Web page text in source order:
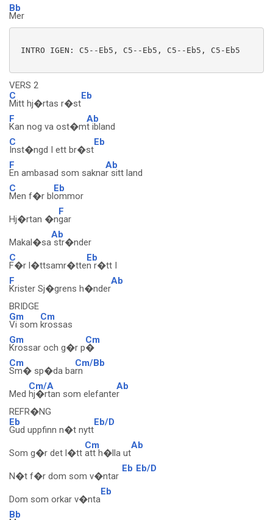
Bb
Mer
INTRO IGEN: C5--Eb5, C5--Eb5, C5--Eb5, C5-Eb5
VERS 2
C
Mitt hj�rtas r�st
Eb
F
Kan nog va ost�m
Ab
t ibland
C
Inst�ngd I ett br�st
Eb
F
En ambasad som sakna
Ab
r sitt land
C
Men f�r bl
Eb
ommor
Hj�rtan �n
F
gar
Makal�sa
Ab
str�nder
C
F�r l�ttsamr�tte
Eb
n r�tt I
F
Krister Sj�grens h�nder
Ab
BRIDGE
Gm
Vi som
Cm
krossas
Gm
Krossar och g�r p
Cm
�
Cm
Sm� sp�da ba
Cm/Bb
rn
Med
Cm/A
hj�rtan som elefante
Ab
r
REFR�NG
Eb
Gud uppfinn n�t nytt
Eb/D
Som g�r det l�tt
Cm
att h�lla ut
Ab
N�t f�r dom som v�ntar
Eb Eb/D
Dom som orkar v�nta
Eb
Bb